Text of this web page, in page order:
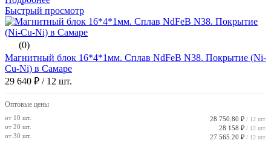
Быстрый просмотр
(0)
Магнитный блок 16*4*1мм. Сплав NdFeB N38. Покрытие (Ni-
Cu-Ni) в Самаре
29 640 ₽ / 12 шт.
Оптовые цены
от 10 шт. 28 750.80 ₽ / 12 шт.
от 20 шт. 28 158 ₽ / 12 шт.
от 30 шт. 27 565.20 ₽ / 12 шт.